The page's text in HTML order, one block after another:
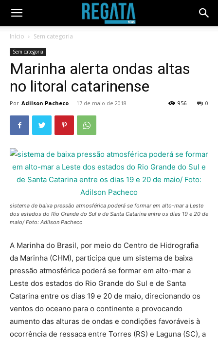
Início Sem categoria
Sem categoria
Marinha alerta ondas altas
no litoral catarinense
Por Adilson Pacheco - 17 de maio de 2018 0
956
sistema de baixa pressão atmosférica poderá se formar em alto-mar a Leste
dos estados do Rio Grande do Sul e de Santa Catarina entre os dias 19 e 20 de
maio/ Foto: Adilson Pacheco
A Marinha do Brasil, por meio do Centro de Hidrografia
da Marinha (CHM), participa que um sistema de baixa
pressão atmosférica poderá se formar em alto-mar a
Leste dos estados do Rio Grande do Sul e de Santa
Catarina entre os dias 19 e 20 de maio, direcionando os
ventos do oceano para o continente e provocando
aumento das alturas de ondas e condições favoráveis à
ocorrência de ressaca entre Torres (RS) e Laguna (SC), a